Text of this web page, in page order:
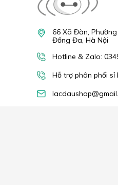
PHỤ KIỆN ĐIỆN THOẠI